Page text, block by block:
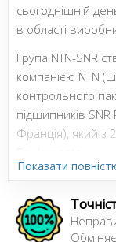
сьогоднішній
в області
Група NTN-SNR
компанією NTN
контрольного
підшипників
Франція), який з
первинному, так
Показати